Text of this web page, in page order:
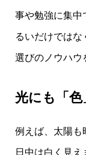
事や勉強に集中
るいだけでは
選びのノウハウ
光にも「
例えば、太陽も
日中は白く見